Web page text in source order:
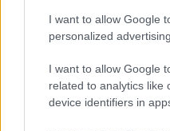
I want to allow Google
personalized advertising.
I want to allow Google
related to analytics like
device identifiers in